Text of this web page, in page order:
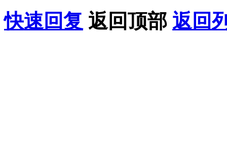
快速回复 返回顶部 返回